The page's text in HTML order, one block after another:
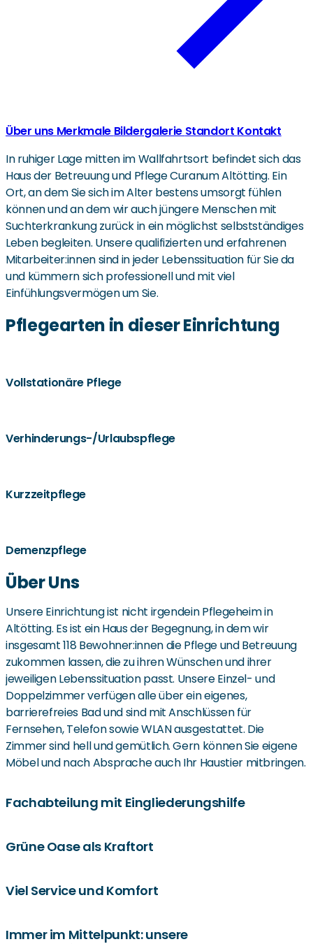
Über uns Merkmale Bildergalerie Standort Kontakt
In ruhiger Lage mitten im Wallfahrtsort befindet sich das
Haus der Betreuung und Pflege Curanum Altötting. Ein
Ort, an dem Sie sich im Alter bestens umsorgt fühlen
können und an dem wir auch jüngere Menschen mit
Suchterkrankung zurück in ein möglichst selbstständiges
Leben begleiten. Unsere qualifizierten und erfahrenen
Mitarbeiter:innen sind in jeder Lebenssituation für Sie da
und kümmern sich professionell und mit viel
Einfühlungsvermögen um Sie.
Pflegearten in dieser Einrichtung
Vollstationäre Pflege
Verhinderungs-/Urlaubspflege
Kurzzeitpflege
Demenzpflege
Über Uns
Unsere Einrichtung ist nicht irgendein Pflegeheim in
Altötting. Es ist ein Haus der Begegnung, in dem wir
insgesamt 118 Bewohner:innen die Pflege und Betreuung
zukommen lassen, die zu ihren Wünschen und ihrer
jeweiligen Lebenssituation passt. Unsere Einzel- und
Doppelzimmer verfügen alle über ein eigenes,
barrierefreies Bad und sind mit Anschlüssen für
Fernsehen, Telefon sowie WLAN ausgestattet. Die
Zimmer sind hell und gemütlich. Gern können Sie eigene
Möbel und nach Absprache auch Ihr Haustier mitbringen.
Fachabteilung mit Eingliederungshilfe
Einer unserer drei Wohnbereiche ist ein Bereich für
ist hinsichtlich seiner Ausstattung, Therapie- und
Bewohner:innen ausgerichtet, so arbeiten hier unter
Grüne Oase als Kraftort
In allen Wohnbereichen stehen zwei Aufenthaltsräume
einer großen Terrasse, in dem wir uns zu gemeinsamen
Viel Service und Komfort
Das Haus der Betreuung und Pflege Curanum Altötting
Immer im Mittelpunkt: unsere